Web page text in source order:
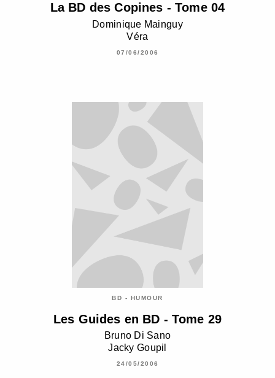
La BD des Copines - Tome 04
Dominique Mainguy
Véra
07/06/2006
BD - HUMOUR
Les Guides en BD - Tome 29
Bruno Di Sano
Jacky Goupil
24/05/2006